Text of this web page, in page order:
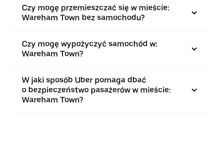
Czy mogę przemieszczać się w mieście:
Wareham Town bez samochodu?
Czy mogę wypożyczyć samochód w:
Wareham Town?
W jaki sposób Uber pomaga dbać
o bezpieczeństwo pasażerów w mieście:
Wareham Town?